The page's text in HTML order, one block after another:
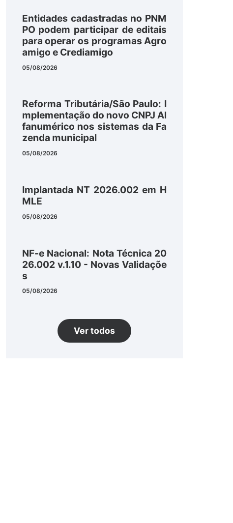
Entidades cadastradas no PNM
PO podem participar de editais
para operar os programas Agro
amigo e Crediamigo
05/08/2026
Reforma Tributária/São Paulo: I
mplementação do novo CNPJ Al
fanumérico nos sistemas da Fa
zenda municipal
05/08/2026
Implantada NT 2026.002 em H
MLE
05/08/2026
NF-e Nacional: Nota Técnica 20
26.002 v.1.10 - Novas Validaçõe
s
05/08/2026
Ver todos